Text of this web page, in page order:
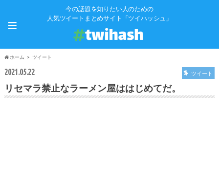
今の話題を知りたい人のための
人気ツイートまとめサイト「ツイハッシュ」
≡
ホーム ツイート
2021.05.22 ツイート
リセマラ禁止なラーメン屋ははじめてだ。